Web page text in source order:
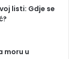
listi: Gdje se
moru u